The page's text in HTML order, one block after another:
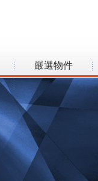
嚴選物件